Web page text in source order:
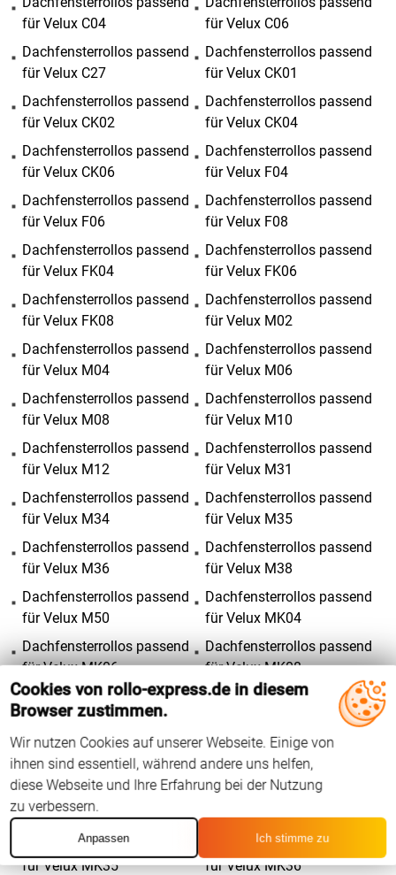
für Velux C04
für Velux C06
Dachfensterrollos passend
für Velux C27
Dachfensterrollos passend
für Velux CK01
Dachfensterrollos passend
für Velux CK02
Dachfensterrollos passend
für Velux CK04
Dachfensterrollos passend
für Velux CK06
Dachfensterrollos passend
für Velux F04
Dachfensterrollos passend
für Velux F06
Dachfensterrollos passend
für Velux F08
Dachfensterrollos passend
für Velux FK04
Dachfensterrollos passend
für Velux FK06
Dachfensterrollos passend
für Velux FK08
Dachfensterrollos passend
für Velux M02
Dachfensterrollos passend
für Velux M04
Dachfensterrollos passend
für Velux M06
Dachfensterrollos passend
für Velux M08
Dachfensterrollos passend
für Velux M10
Dachfensterrollos passend
für Velux M12
Dachfensterrollos passend
für Velux M31
Dachfensterrollos passend
für Velux M34
Dachfensterrollos passend
für Velux M35
Dachfensterrollos passend
für Velux M36
Dachfensterrollos passend
für Velux M38
Dachfensterrollos passend
für Velux M50
Dachfensterrollos passend
für Velux MK04
Dachfensterrollos passend
für Velux MK06
Dachfensterrollos passend
für Velux MK08
Dachfensterrollos passend
für Velux MK10
Dachfensterrollos passend
Dachfensterrollos passend
für Velux MK19oben
Dachfensterrollos passend
für Velux MK19unten
Dachfensterrollos passend
für Velux MK31
Dachfensterrollos passend
für Velux MK34
Dachfensterrollos passend
für Velux MK35
Dachfensterrollos passend
für Velux MK36
Cookies von rollo-express.de in diesem
Browser zustimmen.
Wir nutzen Cookies auf unserer Webseite. Einige von
ihnen sind essentiell, während andere uns helfen,
diese Webseite und Ihre Erfahrung bei der Nutzung
zu verbessern.
Anpassen Ich stimme zu